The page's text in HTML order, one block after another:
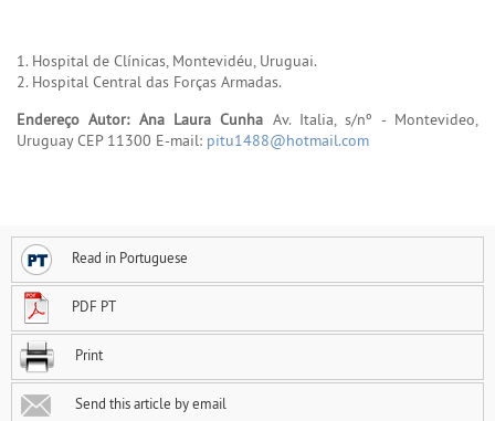
1. Hospital de Clínicas, Montevidéu, Uruguai.
2. Hospital Central das Forças Armadas.
Endereço Autor: Ana Laura Cunha Av. Italia, s/nº - Montevideo,
Uruguay CEP 11300 E-mail: pitu1488@hotmail.com
Read in Portuguese
PDF PT
Print
Send this article by email